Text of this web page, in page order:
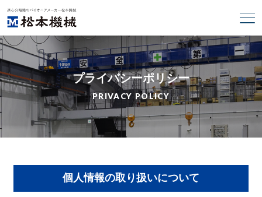
プライバシーポリシー
PRIVACY POLICY
個人情報の取り扱いについて